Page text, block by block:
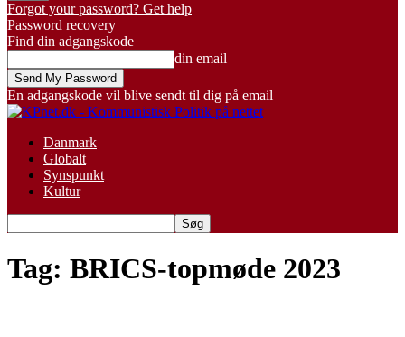
Forgot your password? Get help
Password recovery
Find din adgangskode
din email
En adgangskode vil blive sendt til dig på email
Danmark
Globalt
Synspunkt
Kultur
Tag: BRICS-topmøde 2023